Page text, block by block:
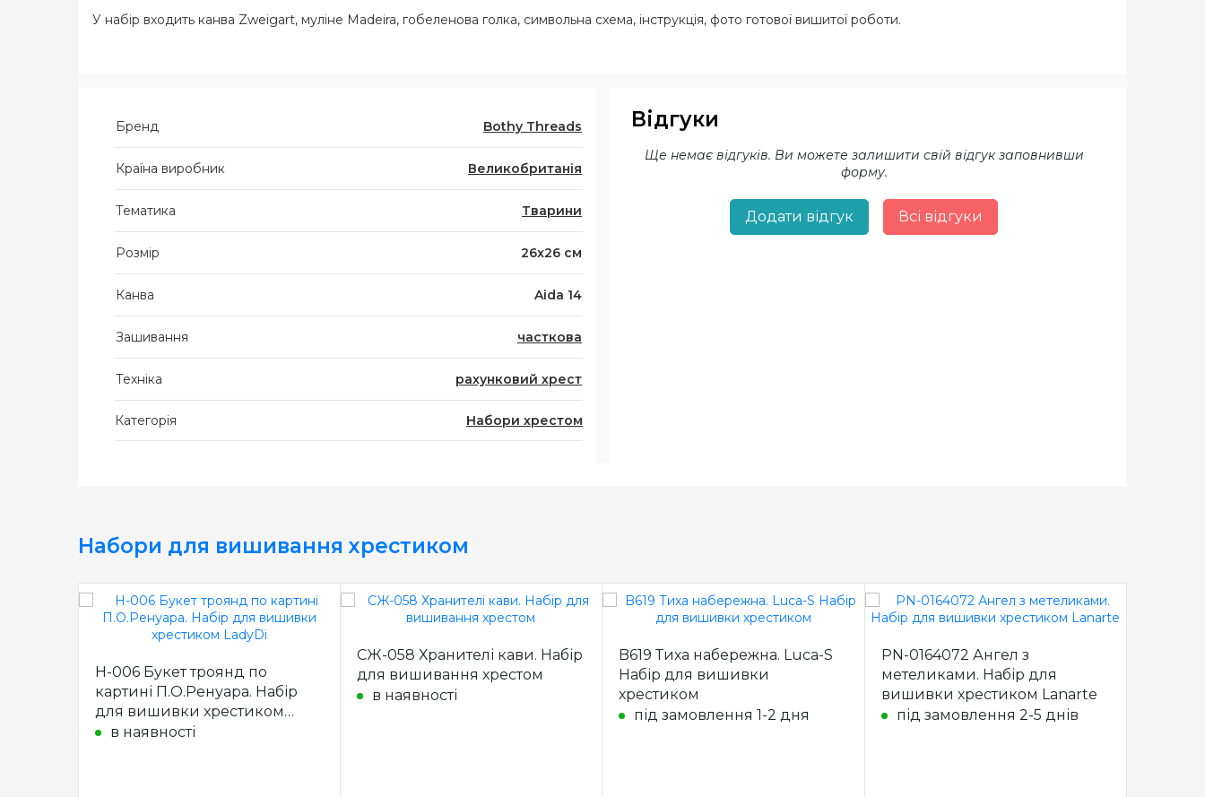
У набір входить канва Zweigart, муліне Madeira, гобеленова голка, символьна схема, інструкція, фото готової вишитої роботи.
Бренд Bothy Threads
Країна виробник Великобританія
Тематика Тварини
Розмір 26x26 см
Канва Aida 14
Зашивання часткова
Техніка рахунковий хрест
Категорія Набори хрестом
Відгуки
Ще немає відгуків. Ви можете залишити свій відгук заповнивши
форму.
Додати відгук Всі відгуки
Набори для вишивання хрестиком
Н-006 Букет троянд по
картині П.О.Ренуара. Набір
для вишивки хрестиком
LadyDi
в наявності
СЖ-058 Хранителі кави. Набір
для вишивання хрестом
в наявності
B619 Тиха набережна. Luca-S
Набір для вишивки
хрестиком
під замовлення 1-2 дня
PN-0164072 Ангел з
метеликами. Набір для
вишивки хрестиком Lanarte
під замовлення 2-5 днів